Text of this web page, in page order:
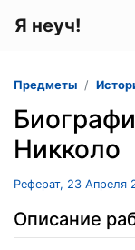
Я неуч!
Предметы
Никколо
Реферат, 23 Апреля
Описание